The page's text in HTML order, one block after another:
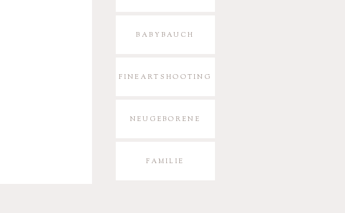
BABYBAUCH
FINEARTSHOOTING
NEUGEBORENE
FAMILIE